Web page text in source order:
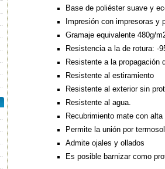
Base de poliéster suave y
Impresión con impresoras y
Gramaje equivalente 480g/
Resistencia a la de rotura: -
Resistente a la propagación
Resistente al estiramiento
Resistente al exterior sin
Resistente al agua.
Recubrimiento mate con
Permite la unión por
Admite ojales y ollados
Es posible barnizar como